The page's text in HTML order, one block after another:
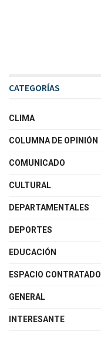
CATEGORÍAS
CLIMA
COLUMNA DE OPINIÓN
COMUNICADO
CULTURAL
DEPARTAMENTALES
DEPORTES
EDUCACIÓN
ESPACIO CONTRATADO
GENERAL
INTERESANTE